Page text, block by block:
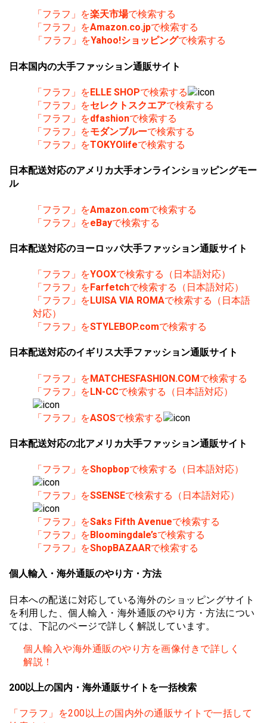
「フラフ」を楽天市場で検索する
「フラフ」をAmazon.co.jpで検索する
「フラフ」をYahoo!ショッピングで検索する
日本国内の大手ファッション通販サイト
「フラフ」をELLE SHOPで検索する
「フラフ」をセレクトスクエアで検索する
「フラフ」をdfashionで検索する
「フラフ」をモダンブルーで検索する
「フラフ」をTOKYOlifeで検索する
日本配送対応のアメリカ大手オンラインショッピングモー
ル
「フラフ」をAmazon.comで検索する
「フラフ」をeBayで検索する
日本配送対応のヨーロッパ大手ファッション通販サイト
「フラフ」をYOOXで検索する（日本語対応）
「フラフ」をFarfetchで検索する（日本語対応）
「フラフ」をLUISA VIA ROMAで検索する（日本語
対応）
「フラフ」をSTYLEBOP.comで検索する
日本配送対応のイギリス大手ファッション通販サイト
「フラフ」をMATCHESFASHION.COMで検索する
「フラフ」をLN-CCで検索する（日本語対応）
「フラフ」をASOSで検索する
日本配送対応の北アメリカ大手ファッション通販サイト
「フラフ」をShopbopで検索する（日本語対応）
「フラフ」をSSENSEで検索する（日本語対応）
「フラフ」をSaks Fifth Avenueで検索する
「フラフ」をBloomingdale’sで検索する
「フラフ」をShopBAZAARで検索する
個人輸入・海外通販のやり方・方法
日本への配送に対応している海外のショッピングサイト
を利用した、個人輸入・海外通販のやり方・方法につい
ては、下記のページで詳しく解説しています。
個人輸入や海外通販のやり方を画像付きで詳しく
解説！
200以上の国内・海外通販サイトを一括検索
「フラフ」を200以上の国内外の通販サイトで一括して